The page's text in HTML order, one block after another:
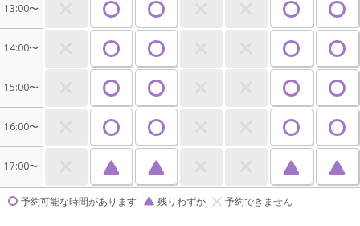
13:00〜
14:00〜
15:00〜
16:00〜
17:00〜
予約可能な時間があります 残りわずか 予約できません